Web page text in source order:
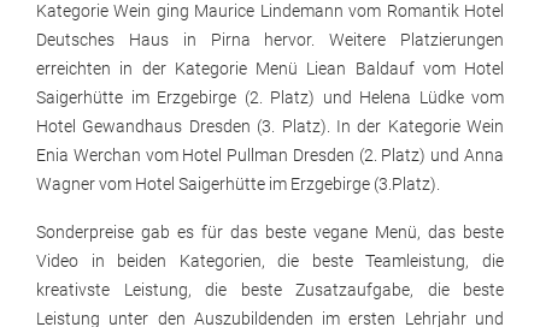
Kategorie Wein ging Maurice Lindemann vom Romantik Hotel
Deutsches Haus in Pirna hervor. Weitere Platzierungen
erreichten in der Kategorie Menü Liean Baldauf vom Hotel
Saigerhütte im Erzgebirge (2. Platz) und Helena Lüdke vom
Hotel Gewandhaus Dresden (3. Platz). In der Kategorie Wein
Enia Werchan vom Hotel Pullman Dresden (2. Platz) und Anna
Wagner vom Hotel Saigerhütte im Erzgebirge (3.Platz).
Sonderpreise gab es für das beste vegane Menü, das beste
Video in beiden Kategorien, die beste Teamleistung, die
kreativste Leistung, die beste Zusatzaufgabe, die beste
Leistung unter den Auszubildenden im ersten Lehrjahr und